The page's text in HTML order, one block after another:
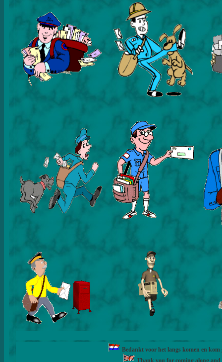
Bedankt voor het langs komen en
Thank you for coming along and